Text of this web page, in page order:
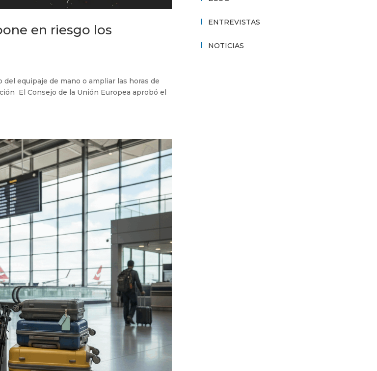
en riesgo los
equipaje de mano o ampliar las horas de
El Consejo de la Unión Europea aprobó el
ENTREVISTAS
NOTICIAS